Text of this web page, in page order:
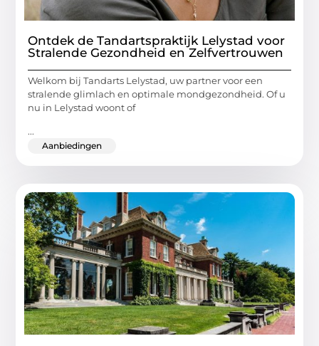
Ontdek de Tandartspraktijk Lelystad voor
Stralende Gezondheid en Zelfvertrouwen
Welkom bij Tandarts Lelystad, uw partner voor een
stralende glimlach en optimale mondgezondheid. Of u
nu in Lelystad woont of
...
Aanbiedingen